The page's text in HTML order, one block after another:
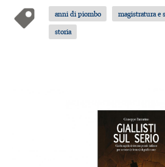
anni di piombo magistratura e
storia